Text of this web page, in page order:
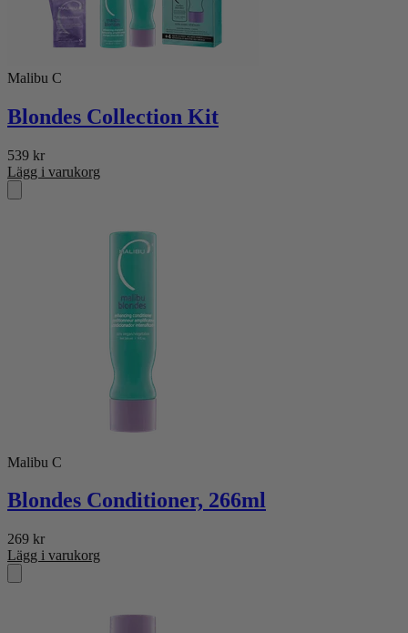
Malibu C
Blondes Collection Kit
539 kr
Lägg i varukorg
Malibu C
Blondes Conditioner, 266ml
269 kr
Lägg i varukorg